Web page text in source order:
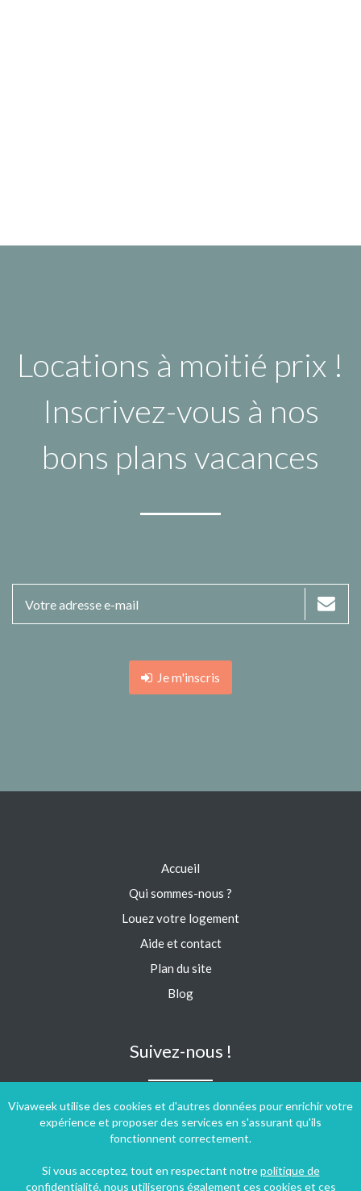
Locations à moitié prix !
Inscrivez-vous à nos
bons plans vacances
Je m'inscris
Vivaweek utilise des cookies et d'autres données pour enrichir votre
expérience et proposer des services en s'assurant qu'ils
fonctionnent correctement.
Si vous acceptez, tout en respectant notrepolitique de
confidentialité, nous utiliserons également ces cookies et ces
Accueil
Qui sommes-nous ?
Louez votre logement
Aide et contact
Plan du site
Blog
Suivez-nous !